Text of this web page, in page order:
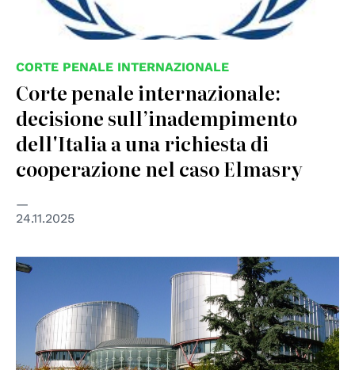
CORTE PENALE INTERNAZIONALE
Corte penale internazionale:
decisione sull’inadempimento
dell'Italia a una richiesta di
cooperazione nel caso Elmasry
24.11.2025
© Consiglio d'Europa